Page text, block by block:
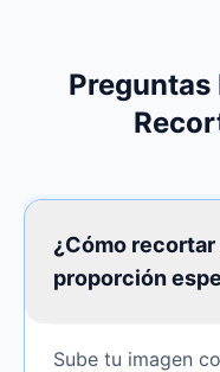
Preguntas
¿Cómo recortar
proporción
Sube tu imagen